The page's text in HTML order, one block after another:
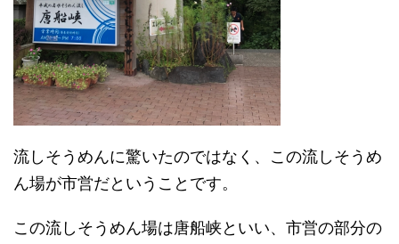
流しそうめんに驚いたのではなく、この流しそうめ
ん場が市営だということです。
この流しそうめん場は唐船峡といい、市営の部分の